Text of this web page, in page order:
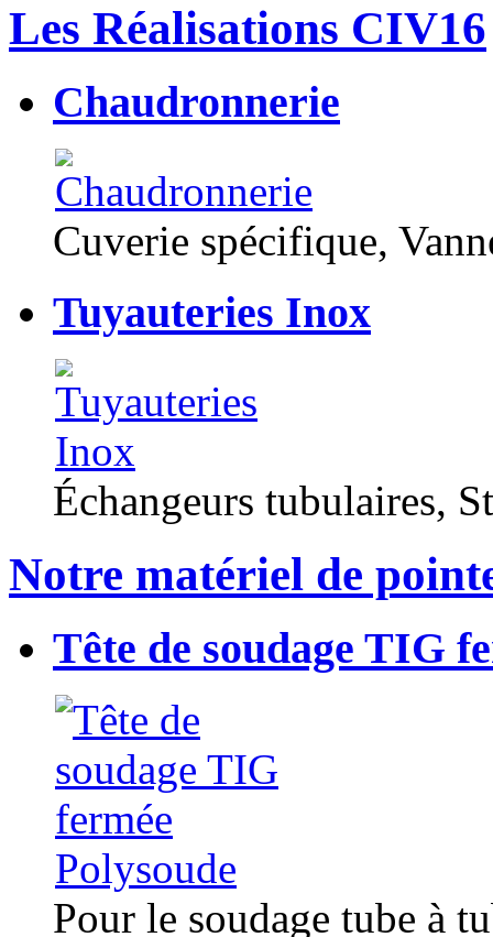
Les Réalisations CIV16
Chaudronnerie
Cuverie spécifique,
Tuyauteries Inox
Échangeurs tubulaires,
Notre matériel de
Tête de soudage TIG
Pour le soudage tube à